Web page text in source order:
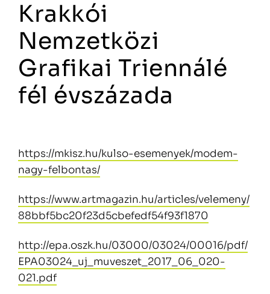
Krakkói
Nemzetközi
Grafikai Triennálé
fél évszázada
https://mkisz.hu/kulso-esemenyek/modem-
nagy-felbontas/
https://www.artmagazin.hu/articles/velemeny/
88bbf5bc20f23d5cbefedf54f93f1870
http://epa.oszk.hu/03000/03024/00016/pdf/
EPA03024_uj_muveszet_2017_06_020-
021.pdf